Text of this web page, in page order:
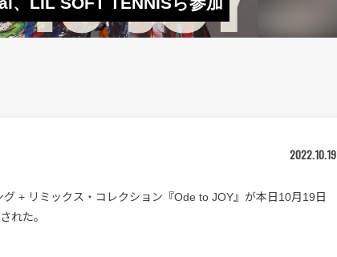
2022.10.19
グ + リミックス・コレクション『Ode to JOY』が本日10月19日
れた。